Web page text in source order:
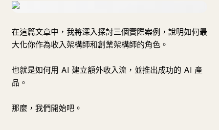
在這篇文章中，我將深入探討三個實際案例，說明如何最
大化你作為收入架構師和創業架構師的角色。
也就是如何用 AI 建立額外收入流，並推出成功的 AI 產
品。
那麼，我們開始吧。